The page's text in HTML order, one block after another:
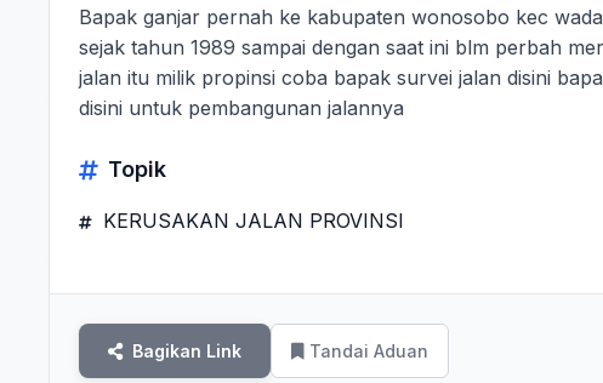
Bapak ganjar pernah ke kabupaten wonosobo kec
sejak tahun 1989 sampai dengan saat ini blm perbah
jalan itu milik propinsi coba bapak survei jalan disini
disini untuk pembangunan jalannya
Topik
KERUSAKAN JALAN PROVINSI
Bagikan Link Tandai Aduan